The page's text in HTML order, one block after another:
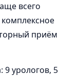
всего
приём
урологов, 5